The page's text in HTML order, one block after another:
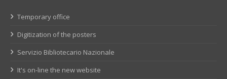
Temporary office
Digitization of the posters
Servizio Bibliotecario Nazionale
It's on-line the new website